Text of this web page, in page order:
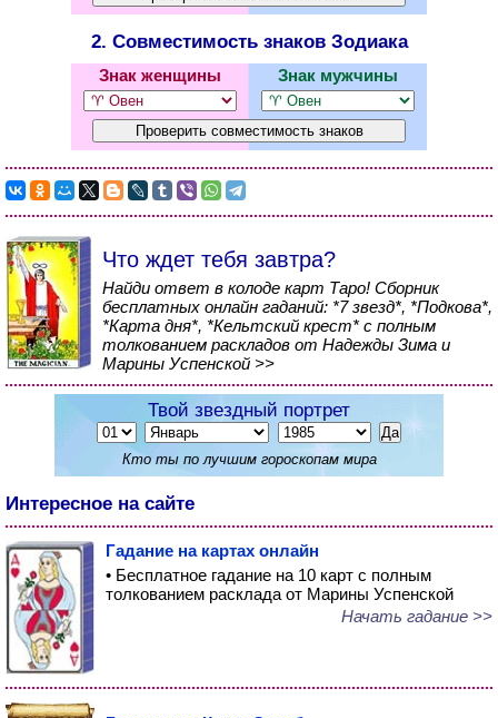
2. Совместимость знаков Зодиака
Знак женщины Знак мужчины
Что ждет тебя завтра?
Найди ответ в колоде карт Таро! Сборник
бесплатных онлайн гаданий: *7 звезд*, *Подкова*,
*Карта дня*, *Кельтский крест* с полным
толкованием раскладов от Надежды Зима и
Марины Успенской >>
Твой звездный портрет
Кто ты по лучшим гороскопам мира
Интересное на сайте
Гадание на картах онлайн
• Бесплатное гадание на 10 карт с полным
толкованием расклада от Марины Успенской
Начать гадание >>